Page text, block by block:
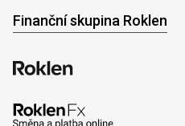
Finanční skupina Roklen